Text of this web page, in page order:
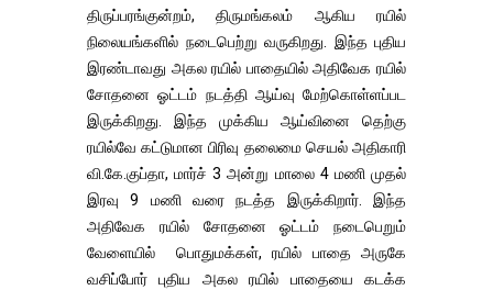
திருப்பரங்குன்றம், திருமங்கலம் ஆகிய ரயில்
நிலையங்களில் நடைபெற்று வருகிறது. இந்த புதிய
இரண்டாவது அகல ரயில் பாதையில் அதிவேக ரயில்
சோதனை ஓட்டம் நடத்தி ஆய்வு மேற்கொள்ளப்பட
இருக்கிறது. இந்த முக்கிய ஆய்வினை தெற்கு
ரயில்வே கட்டுமான பிரிவு தலைமை செயல் அதிகாரி
வி.கே.குப்தா, மார்ச் 3 அன்று மாலை 4 மணி முதல்
இரவு 9 மணி வரை நடத்த இருக்கிறார். இந்த
அதிவேக ரயில் சோதனை ஓட்டம் நடைபெறும்
வேளையில் பொதுமக்கள், ரயில் பாதை அருகே
வசிப்போர் புதிய அகல ரயில் பாதையை கடக்க